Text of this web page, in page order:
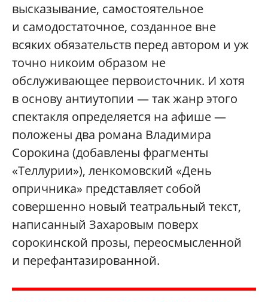
высказывание, самостоятельное
и самодостаточное, созданное вне
всяких обязательств перед автором и уж
точно никоим образом не
обслуживающее первоисточник. И хотя
в основу антиутопии — так жанр этого
спектакля определяется на афише —
положены два романа Владимира
Сорокина (добавлены фрагменты
«Теллурии»), ленкомовский «День
опричника» представляет собой
совершенно новый театральный текст,
написанный Захаровым поверх
сорокинской прозы, переосмысленной
и перефантазированной.